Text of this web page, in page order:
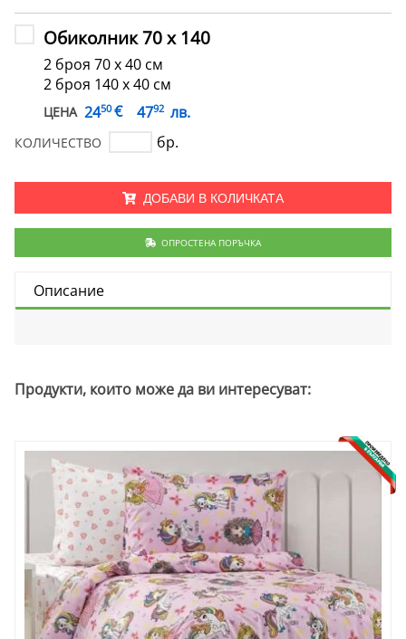
Обиколник 70 х 140
2 броя 70 х 40 см
2 броя 140 х 40 см
ЦЕНА 2450 € 4792 лв.
КОЛИЧЕСТВО бр.
ДОБАВИ В КОЛИЧКАТА
ОПРОСТЕНА ПОРЪЧКА
Описание
Продукти, които може да ви интересуват: